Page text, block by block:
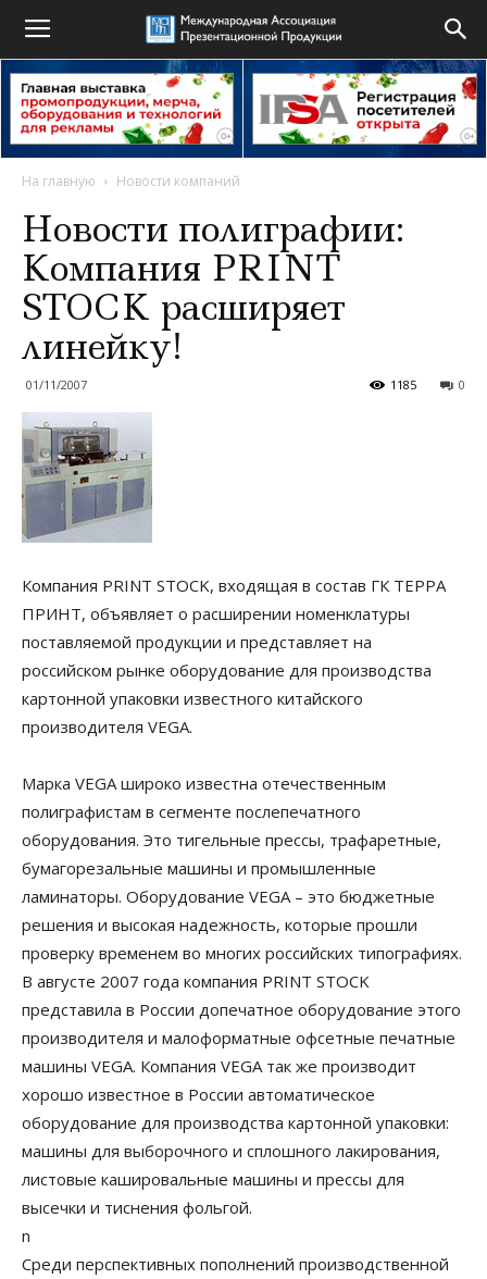
На главную Новости компаний
Новости полиграфии:
Компания PRINT
STOCK расширяет
линейку!
01/11/2007 0
1185
Компания PRINT STOCK, входящая в состав ГК ТЕРРА
ПРИНТ, объявляет о расширении номенклатуры
поставляемой продукции и представляет на
российском рынке оборудование для производства
картонной упаковки известного китайского
производителя VEGA.
Марка VEGA широко известна отечественным
полиграфистам в сегменте послепечатного
оборудования. Это тигельные прессы, трафаретные,
бумагорезальные машины и промышленные
ламинаторы. Оборудование VEGA – это бюджетные
решения и высокая надежность, которые прошли
проверку временем во многих российских типографиях.
В августе 2007 года компания PRINT STOCK
представила в России допечатное оборудование этого
производителя и малоформатные офсетные печатные
машины VEGA. Компания VEGA так же производит
хорошо известное в России автоматическое
оборудование для производства картонной упаковки:
машины для выборочного и сплошного лакирования,
листовые кашировальные машины и прессы для
высечки и тиснения фольгой.
n
Среди перспективных пополнений производственной